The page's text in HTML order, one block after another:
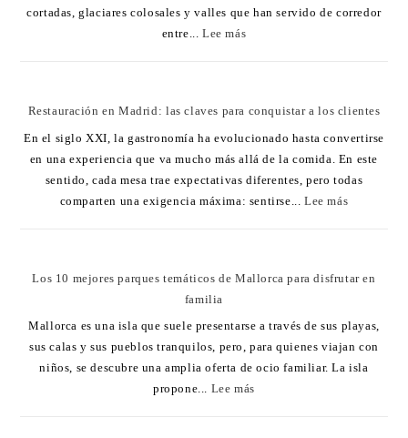
cortadas, glaciares colosales y valles que han servido de corredor
entre...Lee más
Restauración en Madrid: las claves para conquistar a los clientes
En el siglo XXI, la gastronomía ha evolucionado hasta convertirse
en una experiencia que va mucho más allá de la comida. En este
sentido, cada mesa trae expectativas diferentes, pero todas
comparten una exigencia máxima: sentirse...Lee más
Los 10 mejores parques temáticos de Mallorca para disfrutar en
familia
Mallorca es una isla que suele presentarse a través de sus playas,
sus calas y sus pueblos tranquilos, pero, para quienes viajan con
niños, se descubre una amplia oferta de ocio familiar. La isla
propone... Lee más